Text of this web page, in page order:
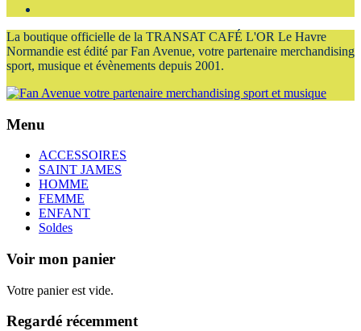
La boutique officielle de la TRANSAT CAFÉ L'OR Le Havre
Normandie est édité par Fan Avenue, votre partenaire merchandising
sport, musique et évènements depuis 2001.
Menu
ACCESSOIRES
SAINT JAMES
HOMME
FEMME
ENFANT
Soldes
Voir mon panier
Votre panier est vide.
Regardé récemment